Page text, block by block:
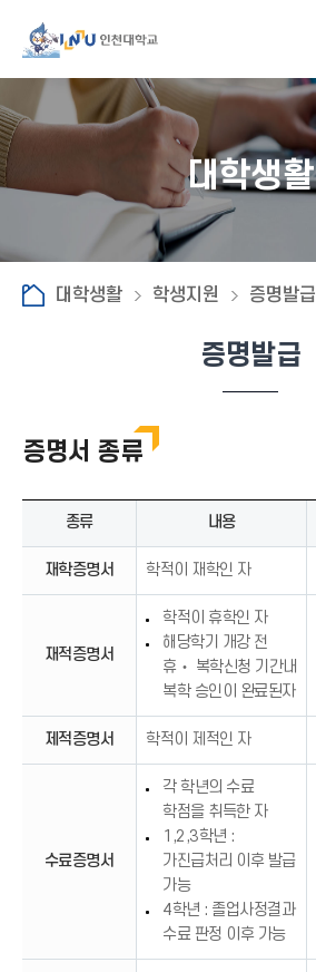
대학생활
대학생활 학생지원 증명발급
증명발급
증명서 종류
종류 내용
재학증명서 학적이 재학인 자
재적증명서
학적이 휴학인 자
해당학기 개강 전
휴‧ 복학신청 기간내
복학 승인이 완료된자
제적증명서 학적이 제적인 자
수료증명서
각 학년의 수료
학점을 취득한 자
1,2,3학년 :
가진급처리 이후 발급
가능
4학년 : 졸업사정결과
수료 판정 이후 가능